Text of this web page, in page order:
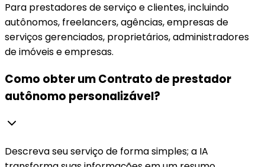
Para prestadores de serviço e clientes, incluindo
autônomos, freelancers, agências, empresas de
serviços gerenciados, proprietários, administradores
de imóveis e empresas.
Como obter um Contrato de prestador
autônomo personalizável?
Descreva seu serviço de forma simples; a IA